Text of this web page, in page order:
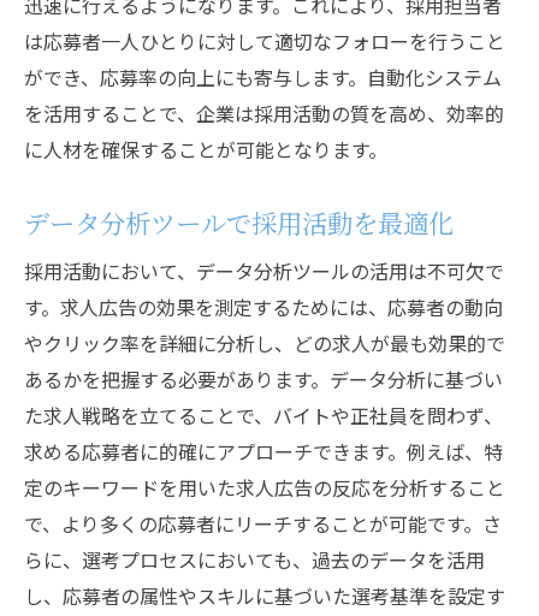
は応募者一人ひとりに対して適切なフォローを行うこと
ができ、応募率の向上にも寄与します。自動化システム
を活用することで、企業は採用活動の質を高め、効率的
に人材を確保することが可能となります。
データ分析ツールで採用活動を最適化
採用活動において、データ分析ツールの活用は不可欠で
す。求人広告の効果を測定するためには、応募者の動向
やクリック率を詳細に分析し、どの求人が最も効果的で
あるかを把握する必要があります。データ分析に基づい
た求人戦略を立てることで、バイトや正社員を問わず、
求める応募者に的確にアプローチできます。例えば、特
定のキーワードを用いた求人広告の反応を分析すること
で、より多くの応募者にリーチすることが可能です。さ
らに、選考プロセスにおいても、過去のデータを活用
し、応募者の属性やスキルに基づいた選考基準を設定す